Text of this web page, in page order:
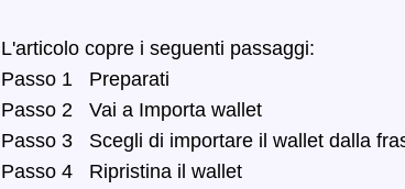
L'articolo copre i seguenti passaggi:
Passo 1 Preparati
Passo 2 Vai a Importa wallet
Passo 3 Scegli di importare il wallet dalla
Passo 4 Ripristina il wallet